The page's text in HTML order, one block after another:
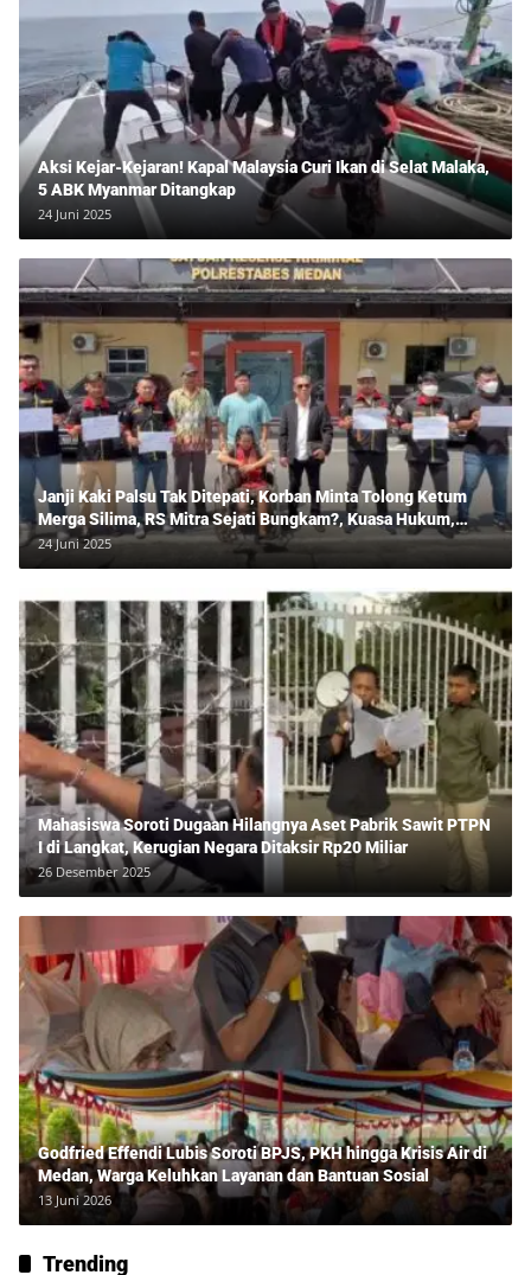
Aksi Kejar-Kejaran! Kapal Malaysia Curi Ikan di Selat Malaka,
5 ABK Myanmar Ditangkap
24 Juni 2025
Janji Kaki Palsu Tak Ditepati, Korban Minta Tolong Ketum
Merga Silima, RS Mitra Sejati Bungkam?, Kuasa Hukum,
Hans Silalahi Dampingi Julita Cari Keadilan
24 Juni 2025
Mahasiswa Soroti Dugaan Hilangnya Aset Pabrik Sawit PTPN
I di Langkat, Kerugian Negara Ditaksir Rp20 Miliar
26 Desember 2025
Godfried Effendi Lubis Soroti BPJS, PKH hingga Krisis Air di
Medan, Warga Keluhkan Layanan dan Bantuan Sosial
13 Juni 2026
Trending